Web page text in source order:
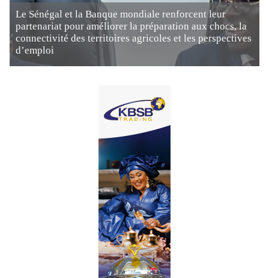
Le Sénégal et la Banque mondiale renforcent leur
partenariat pour améliorer la préparation aux chocs, la
connectivité des territoires agricoles et les perspectives
d’emploi